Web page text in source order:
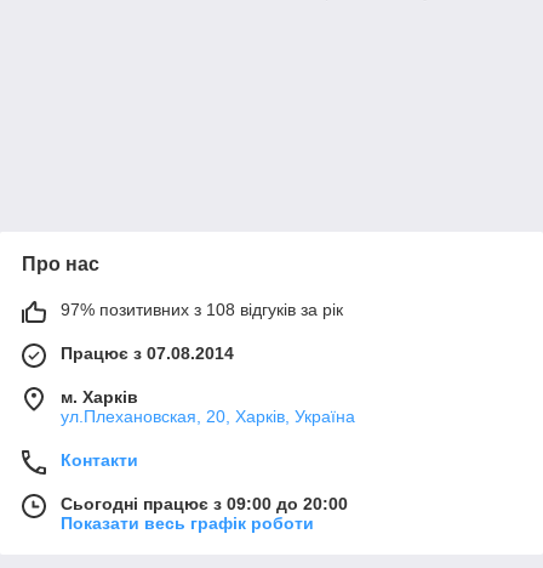
Про нас
97% позитивних з 108 відгуків за рік
Працює з 07.08.2014
м. Харків
ул.Плехановская, 20, Харків, Україна
Контакти
Сьогодні працює з 09:00 до 20:00
Показати весь графік роботи